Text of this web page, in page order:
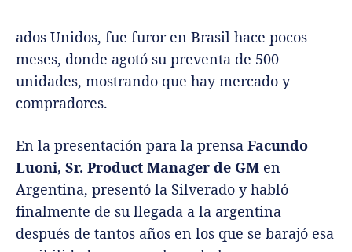
ados Unidos, fue furor en Brasil hace pocos
meses, donde agotó su preventa de 500
unidades, mostrando que hay mercado y
compradores.
En la presentación para la prensa Facundo
Luoni, Sr. Product Manager de GM en
Argentina, presentó la Silverado y habló
finalmente de su llegada a la argentina
después de tantos años en los que se barajó esa